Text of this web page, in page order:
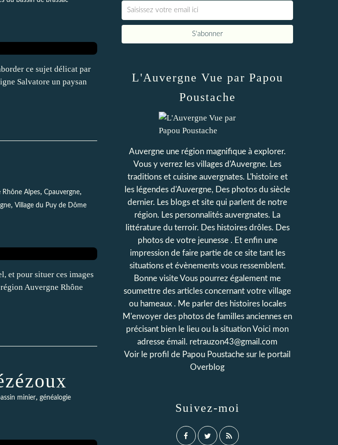
ce sujet délicat par
Salvatore un paysan
Rhône Alpes, Cpauvergne,
, Village du Puy de Dôme
et pour situer ces images
Auvergne Rhône
minier, généalogie
L'Auvergne Vue par Papou
Poustache
Auvergne une région magnifique à explorer.
Vous y verrez les villages d'Auvergne. Les
traditions et cuisine auvergnates. L'histoire et
les légendes d'Auvergne, Des photos du siècle
dernier. Les blogs et site qui parlent de notre
région. Les personnalités auvergnates. La
littérature du terroir. Des histoires drôles. Des
photos de votre jeunesse . Et enfin une
impression de faire partie de ce site tant les
situations et évènements vous ressemblent.
Bonne visite Vous pourrez également me
soumettre des articles concernant votre village
ou hameaux . Me parler des histoires locales
M'envoyer des photos de familles anciennes en
précisant bien le lieu ou la situation Voici mon
adresse émail. retrauzon43@gmail.com
Voir le profil de Papou Poustache sur le portail
Overblog
Suivez-moi